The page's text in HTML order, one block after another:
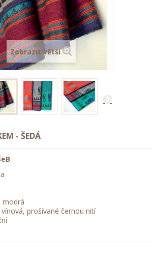
Zobrazit větší
- ŠEDÁ
modrá
prošívané černou nití